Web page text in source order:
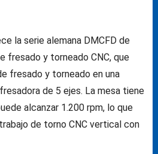
la serie alemana DMCFD de
fresado y torneado CNC, que
fresado y torneado en una
de 5 ejes. La mesa tiene
alcanzar 1.200 rpm, lo que
de torno CNC vertical con